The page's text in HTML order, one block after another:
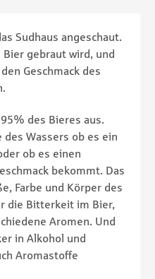
Sudhaus angeschaut.
gebraut wird, und
Geschmack des
des Bieres aus.
Wassers ob es ein
ob es einen
bekommt. Das
Farbe und Körper des
die Bitterkeit im Bier,
Aromen. Und
in Alkohol und
Aromastoffe